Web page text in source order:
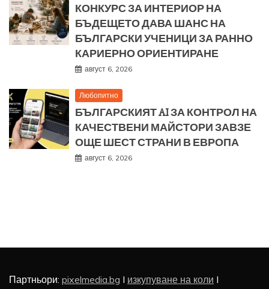
КОНКУРС ЗА ИНТЕРИОР НА
БЪДЕЩЕТО ДАВА ШАНС НА
БЪЛГАРСКИ УЧЕНИЦИ ЗА РАННО
КАРИЕРНО ОРИЕНТИРАНЕ
август 6, 2026
Любопитно
БЪЛГАРСКИЯТ AI ЗА КОНТРОЛ НА
КАЧЕСТВЕНИ МАЙСТОРИ ЗАВЗЕ
ОЩЕ ШЕСТ СТРАНИ В ЕВРОПА
август 6, 2026
Партньори: pixelmedia.bg I изкупуване на коли I